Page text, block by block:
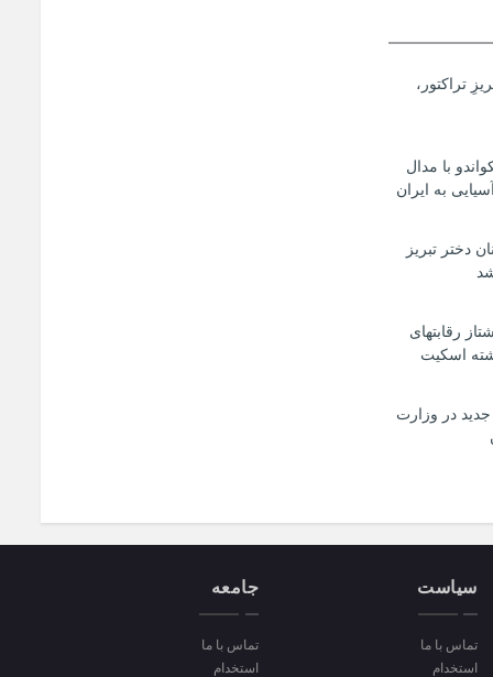
تراکتور،
با مدال
به ایران
دختر تبریز
رقابتهای
اسکیت
در وزارت
سیاست
تماس با ما
استخدام
جامعه
تماس با ما
استخدام